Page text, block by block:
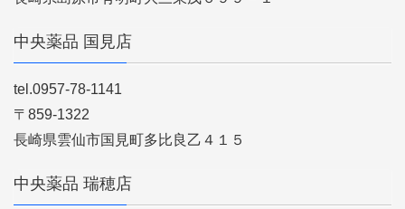
中央薬品 国見店
tel.0957-78-1141
〒859-1322
長崎県雲仙市国見町多比良乙４１５
中央薬品 瑞穂店